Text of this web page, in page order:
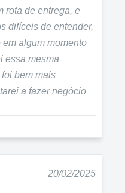
rota de entrega, e
difíceis de entender,
algum momento
essa mesma
bem mais
a fazer negócio
20/02/2025